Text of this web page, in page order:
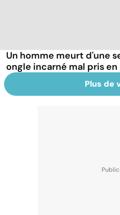
Un homme meurt d'une
ongle incarné mal pris en
Plus de